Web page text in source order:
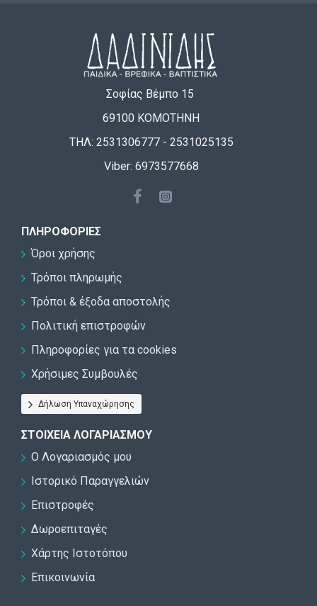
Σοφίας Βέμπο 15
69100 ΚΟΜΟΤΗΝΗ
ΤΗΛ: 2531306777 - 2531025135
Viber: 6973577668
ΠΛΗΡΟΦΟΡΊΕΣ
Όροι χρήσης
Τρόποι πληρωμής
Τρόποι & έξοδα αποστολής
Πολιτική επιστροφών
Πληροφορίες για τα cookies
Χρήσιμες Συμβουλές
Δήλωση Υπαναχώρησης
ΣΤΟΙΧΕΊΑ ΛΟΓΑΡΙΑΣΜΟΎ
Ο Λογαριασμός μου
Ιστορικό Παραγγελιών
Επιστροφές
Δωροεπιταγές
Χάρτης Ιστοτόπου
Επικοινωνία